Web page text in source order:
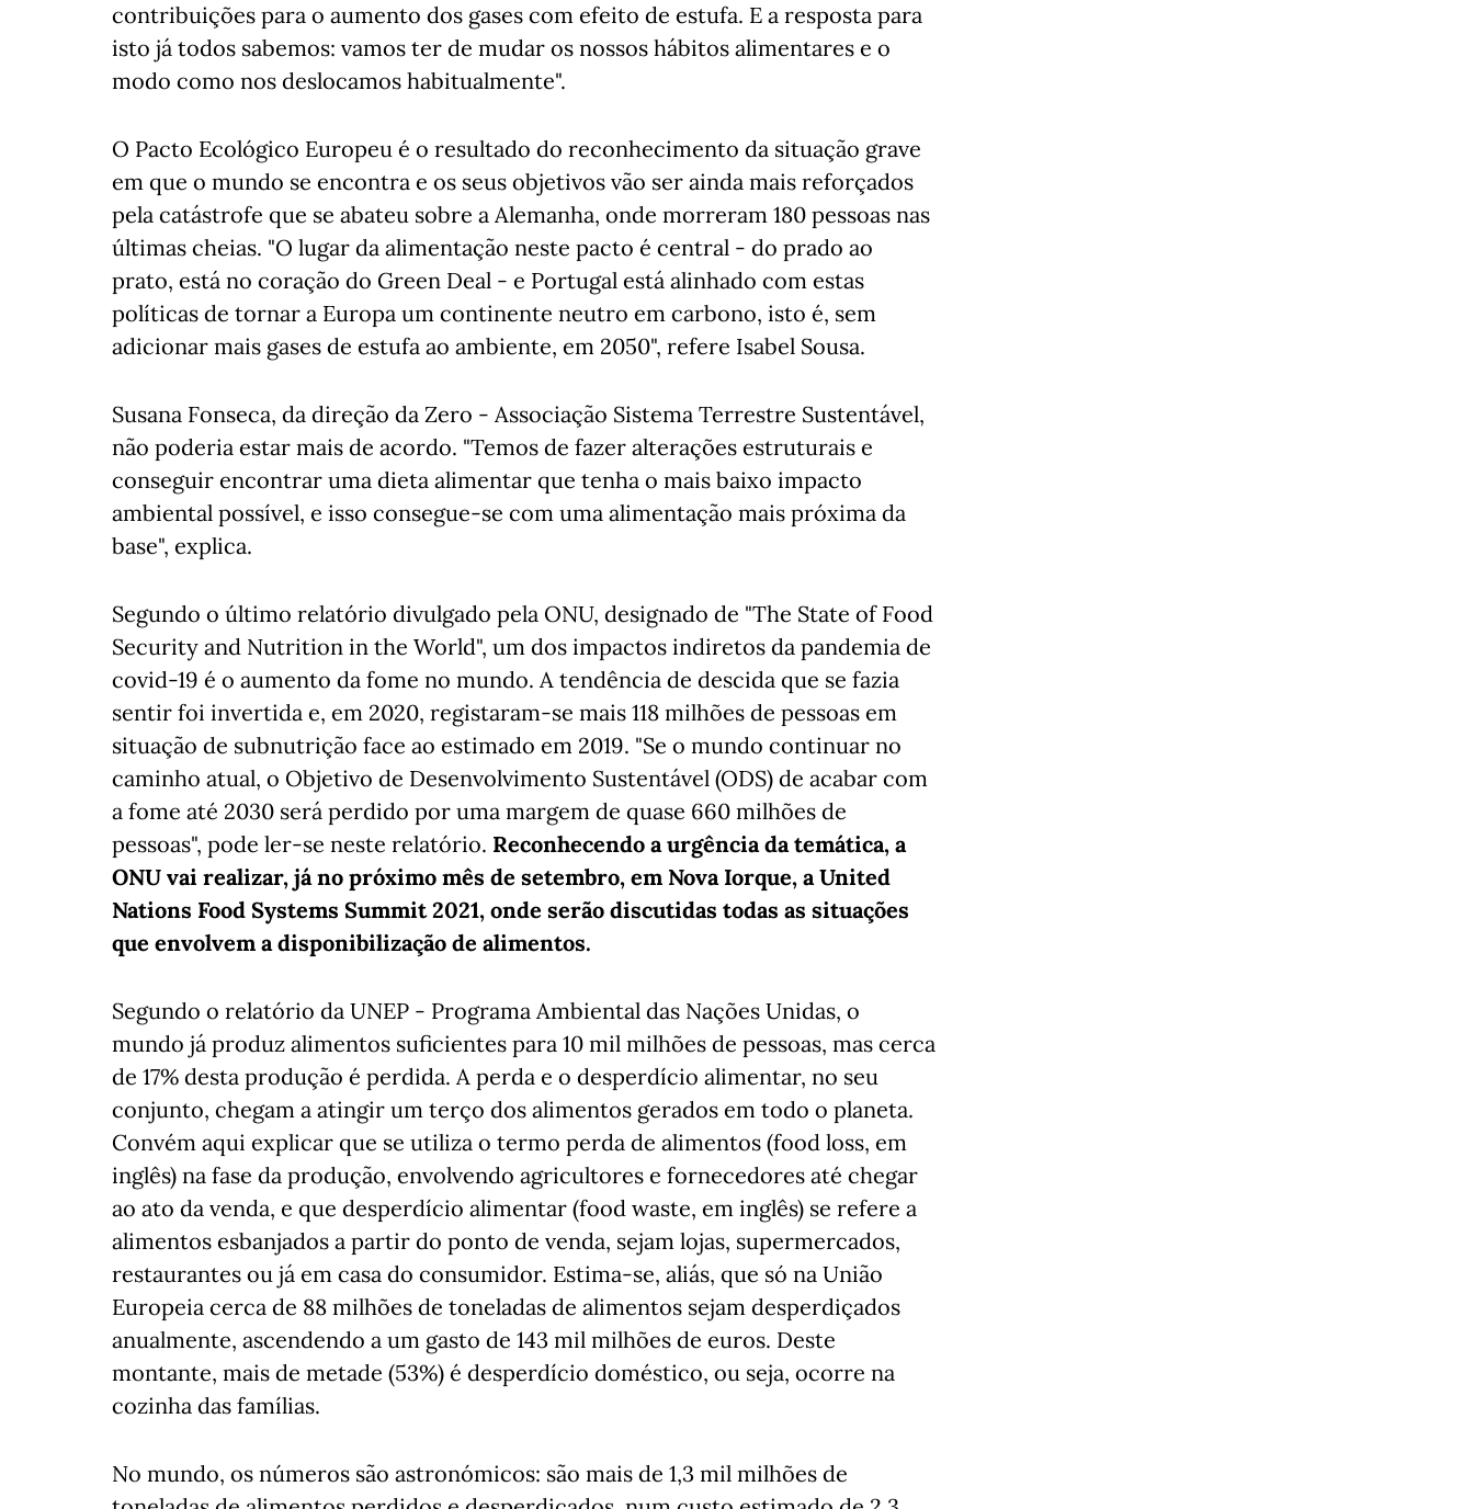
contribuições para o aumento dos gases com efeito de estufa. E a resposta para
isto já todos sabemos: vamos ter de mudar os nossos hábitos alimentares e o
modo como nos deslocamos habitualmente".
O Pacto Ecológico Europeu é o resultado do reconhecimento da situação grave
em que o mundo se encontra e os seus objetivos vão ser ainda mais reforçados
pela catástrofe que se abateu sobre a Alemanha, onde morreram 180 pessoas nas
últimas cheias. "O lugar da alimentação neste pacto é central - do prado ao
prato, está no coração do Green Deal - e Portugal está alinhado com estas
políticas de tornar a Europa um continente neutro em carbono, isto é, sem
adicionar mais gases de estufa ao ambiente, em 2050", refere Isabel Sousa.
Susana Fonseca, da direção da Zero - Associação Sistema Terrestre Sustentável,
não poderia estar mais de acordo. "Temos de fazer alterações estruturais e
conseguir encontrar uma dieta alimentar que tenha o mais baixo impacto
ambiental possível, e isso consegue-se com uma alimentação mais próxima da
base", explica.
Segundo o último relatório divulgado pela ONU, designado de "The State of Food
Security and Nutrition in the World", um dos impactos indiretos da pandemia de
covid-19 é o aumento da fome no mundo. A tendência de descida que se fazia
sentir foi invertida e, em 2020, registaram-se mais 118 milhões de pessoas em
situação de subnutrição face ao estimado em 2019. "Se o mundo continuar no
caminho atual, o Objetivo de Desenvolvimento Sustentável (ODS) de acabar com
a fome até 2030 será perdido por uma margem de quase 660 milhões de
pessoas", pode ler-se neste relatório. Reconhecendo a urgência da temática, a
ONU vai realizar, já no próximo mês de setembro, em Nova Iorque, a United
Nations Food Systems Summit 2021, onde serão discutidas todas as situações
que envolvem a disponibilização de alimentos.
Segundo o relatório da UNEP - Programa Ambiental das Nações Unidas, o
mundo já produz alimentos suficientes para 10 mil milhões de pessoas, mas cerca
de 17% desta produção é perdida. A perda e o desperdício alimentar, no seu
conjunto, chegam a atingir um terço dos alimentos gerados em todo o planeta.
Convém aqui explicar que se utiliza o termo perda de alimentos (food loss, em
inglês) na fase da produção, envolvendo agricultores e fornecedores até chegar
ao ato da venda, e que desperdício alimentar (food waste, em inglês) se refere a
alimentos esbanjados a partir do ponto de venda, sejam lojas, supermercados,
restaurantes ou já em casa do consumidor. Estima-se, aliás, que só na União
Europeia cerca de 88 milhões de toneladas de alimentos sejam desperdiçados
anualmente, ascendendo a um gasto de 143 mil milhões de euros. Deste
montante, mais de metade (53%) é desperdício doméstico, ou seja, ocorre na
cozinha das famílias.
No mundo, os números são astronómicos: são mais de 1,3 mil milhões de